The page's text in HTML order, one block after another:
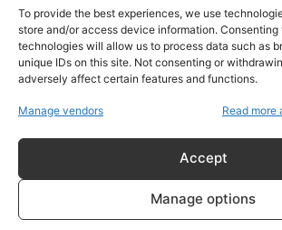
To provide the best experiences, we use
store and/or access device information. Consenting
technologies will allow us to process data such as
unique IDs on this site. Not consenting or
adversely affect certain features and functions.
Manage vendors Read more
Accept
Manage options
L’antisionismo come
politica
qualcosa di molto più grande di una